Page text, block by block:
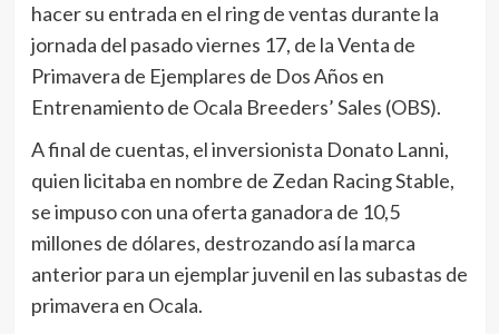
hacer su entrada en el ring de ventas durante la
jornada del pasado viernes 17, de la Venta de
Primavera de Ejemplares de Dos Años en
Entrenamiento de Ocala Breeders’ Sales (OBS).
A final de cuentas, el inversionista Donato Lanni,
quien licitaba en nombre de Zedan Racing Stable,
se impuso con una oferta ganadora de 10,5
millones de dólares, destrozando así la marca
anterior para un ejemplar juvenil en las subastas de
primavera en Ocala.